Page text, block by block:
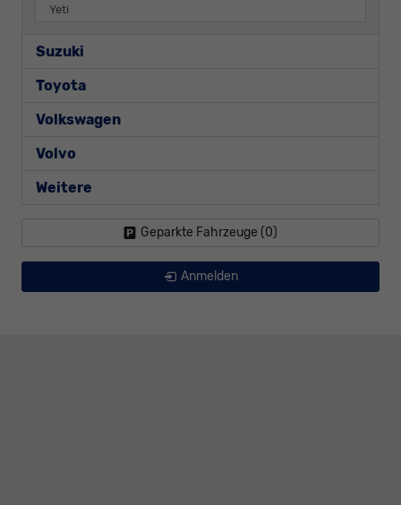
Yeti
Suzuki
Toyota
Volkswagen
Volvo
Weitere
Geparkte Fahrzeuge (0)
Anmelden